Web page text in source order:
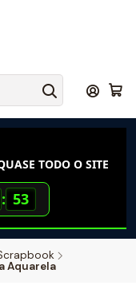
TODO O SITE
: 52
Aquarela